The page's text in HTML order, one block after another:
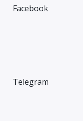
Facebook
Telegram